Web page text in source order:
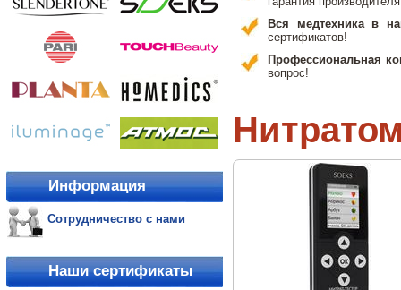
Информация
Сотрудничество с нами
Наши сертификаты
Вся медтехника в
сертификатов!
Профессиональная
вопрос!